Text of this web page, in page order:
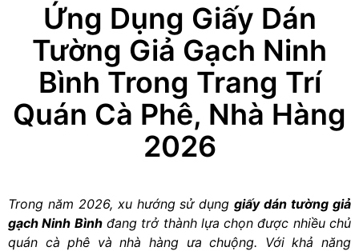
Ứng Dụng Giấy Dán
Tường Giả Gạch Ninh
Bình Trong Trang Trí
Quán Cà Phê, Nhà Hàng
2026
Trong năm 2026, xu hướng sử dụnggiấy dán tường giả
gạch Ninh Bìnhđang trở thành lựa chọn được nhiều chủ
quán cà phê và nhà hàng ưa chuộng. Với khả năng